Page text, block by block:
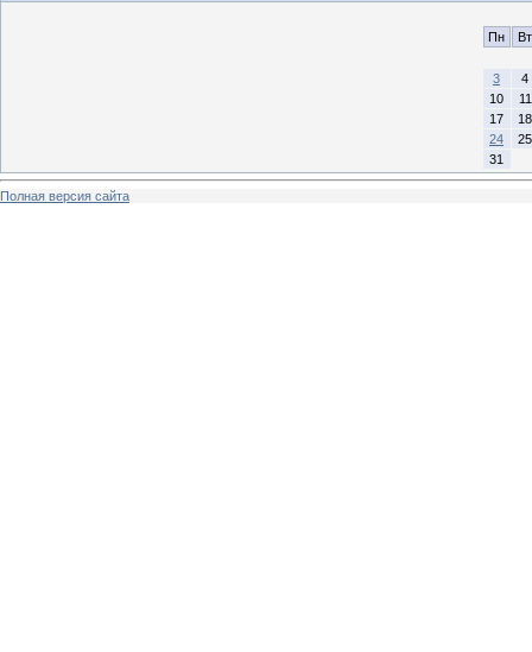
Пн Вт
3
4
10
11
17
18
24
25
31
Полная версия сайта